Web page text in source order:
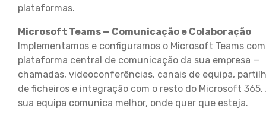
plataformas.
Microsoft Teams — Comunicação e Colaboração
Implementamos e configuramos o Microsoft Teams
plataforma central de comunicação da sua empresa —
chamadas, videoconferências, canais de equipa,
de ficheiros e integração com o resto do Microsoft 365.
sua equipa comunica melhor, onde quer que esteja.